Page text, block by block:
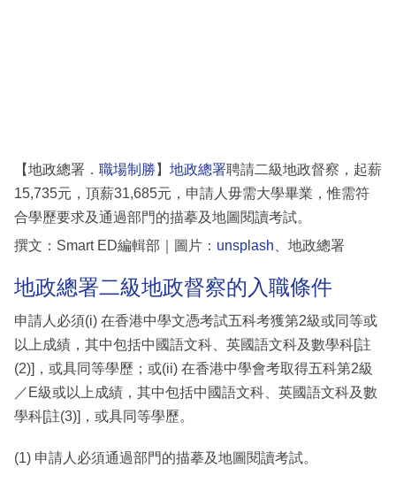
【地政總署． 職場制勝 】 地政總署聘請二級地政督察，起薪
15,735元，頂薪31,685元，申請人毋需大學畢業，惟需符
合學歷要求及通過部門的描摹及地圖閱讀考試。
撰文：Smart ED編輯部｜圖片： unsplash 、地政總署
地政總署二級地政督察的入職條件
申請人必須(i) 在香港中學文憑考試五科考獲第2級或同等或
以上成績，其中包括中國語文科、英國語文科及數學科[註
(2)]，或具同等學歷；或(ii) 在香港中學會考取得五科第2級
／E級或以上成績，其中包括中國語文科、英國語文科及數
學科[註(3)]，或具同等學歷。
(1) 申請人必須通過部門的描摹及地圖閱讀考試。